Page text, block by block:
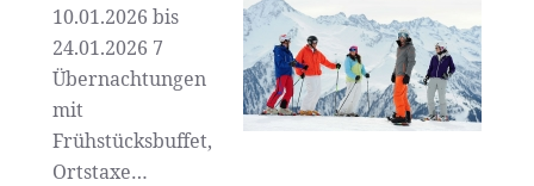
10.01.2026 bis
24.01.2026 7
Übernachtungen
mit
Frühstücksbuffet,
Ortstaxe…